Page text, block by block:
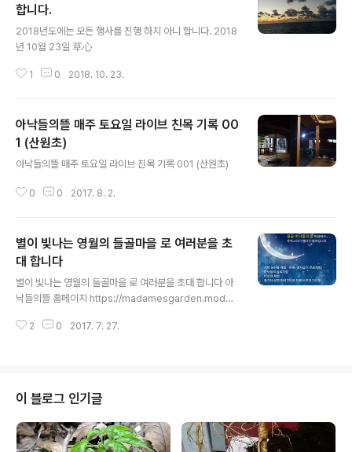
합니다.
2018년도에는 모든 행사를 진행 하지 아니 합니다. 2018
년 10월 23일 草心
1 0 2018. 10. 23.
아낙들의뜰 매주 토요일 라이브 친목 기록 00
1 (산원초)
아낙들의뜰 매주 토요일 라이브 친목 기록 001 (산원초)
0 0 2017. 8. 2.
별이 빛나는 영월의 들골마을 로 여러분을 초
대 합니다
별이 빛나는 영월의 들골마을 로 여러분을 초대 합니다 아
낙들의뜰 홈페이지 https://madamesgarden.modo
2 0 2017. 7. 27.
이 블로그 인기글